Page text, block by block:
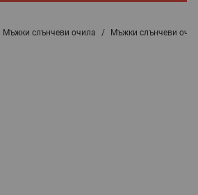
Мъжки слънчеви очила / Мъжки слънчеви